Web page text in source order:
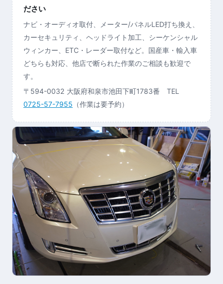
ださい
ナビ・オーディオ取付、メーター/パネルLED打ち換え、
カーセキュリティ、ヘッドライト加工、シーケンシャル
ウィンカー、ETC・レーダー取付など。国産車・輸入車
どちらも対応、他店で断られた作業のご相談も歓迎で
す。
〒594-0032 大阪府和泉市池田下町1783番 TEL
0725-57-7955 （作業は要予約）